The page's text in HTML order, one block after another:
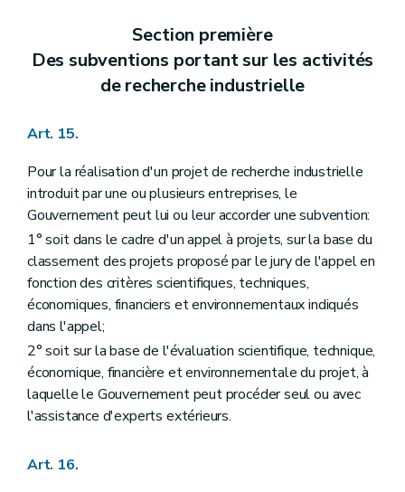
Section première
Des subventions portant sur les activités
de recherche industrielle
Art. 15.
Pour la réalisation d'un projet de recherche industrielle
introduit par une ou plusieurs entreprises, le
Gouvernement peut lui ou leur accorder une subvention:
1° soit dans le cadre d'un appel à projets, sur la base du
classement des projets proposé par le jury de l'appel en
fonction des critères scientifiques, techniques,
économiques, financiers et environnementaux indiqués
dans l'appel;
2° soit sur la base de l'évaluation scientifique, technique,
économique, financière et environnementale du projet, à
laquelle le Gouvernement peut procéder seul ou avec
l'assistance d'experts extérieurs.
Art. 16.